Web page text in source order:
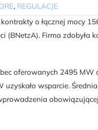
, REGULACJE
o łącznej mocy
(BNetzA). Firma
oferowanych 2495 MW
wsparcie.